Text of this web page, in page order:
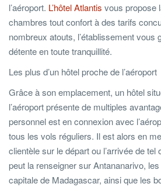
l’aéroport. L’hôtel Atlantis vous propose
chambres tout confort à des tarifs
nombreux atouts, l’établissement vous
détente en toute tranquillité.
Les plus d’un hôtel proche de l’aéroport
Grâce à son emplacement, un hôtel
l’aéroport présente de multiples
personnel est en connexion avec
tous les vols réguliers. Il est alors en
clientèle sur le départ ou l’arrivée de
peut la renseigner sur Antananarivo,
capitale de Madagascar, ainsi que les